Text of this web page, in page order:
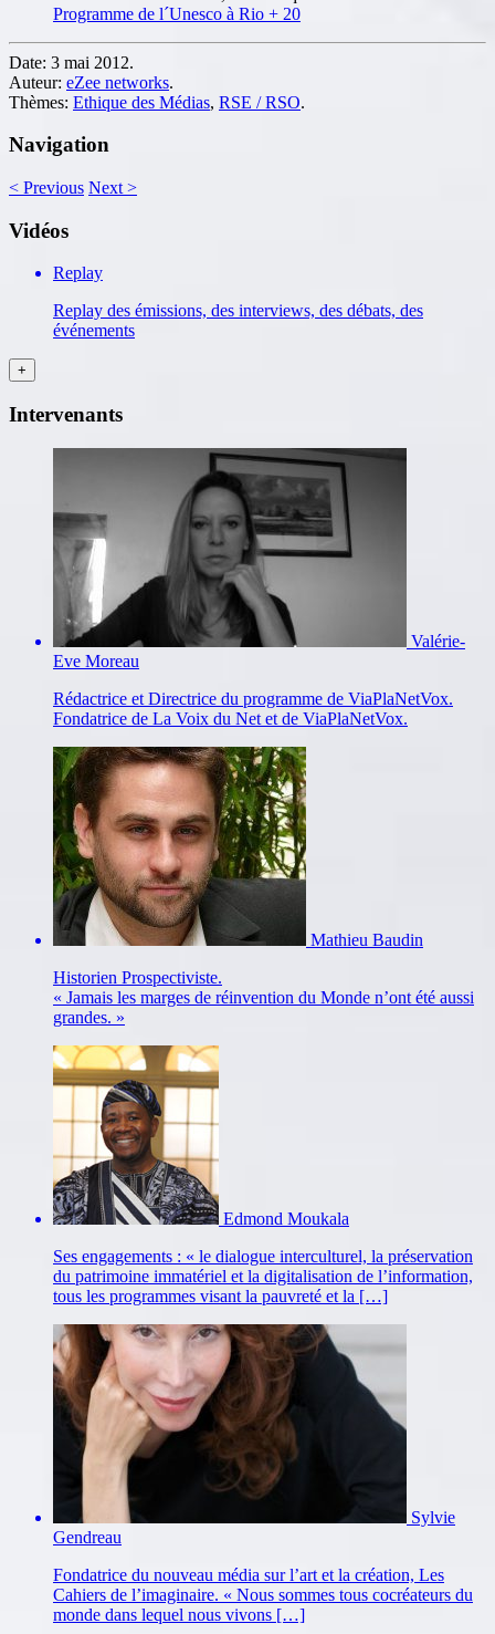
Programme de l´Unesco à Rio + 20
Date: 3 mai 2012.
Auteur: eZee networks.
Thèmes: Ethique des Médias, RSE / RSO.
Navigation
< Previous Next >
Vidéos
Replay
Replay des émissions, des interviews, des débats, des
événements
Intervenants
Valérie-
Eve Moreau
Rédactrice et Directrice du programme de ViaPlaNetVox.
Fondatrice de La Voix du Net et de ViaPlaNetVox.
Mathieu Baudin
Historien Prospectiviste.
« Jamais les marges de réinvention du Monde n’ont été aussi
grandes. »
Edmond Moukala
Ses engagements : « le dialogue interculturel, la préservation
du patrimoine immatériel et la digitalisation de l’information,
tous les programmes visant la pauvreté et la […]
Sylvie
Gendreau
Fondatrice du nouveau média sur l’art et la création, Les
Cahiers de l’imaginaire. « Nous sommes tous cocréateurs du
monde dans lequel nous vivons […]